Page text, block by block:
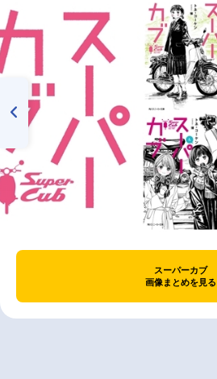
スーパーカブ
画像まとめを見る